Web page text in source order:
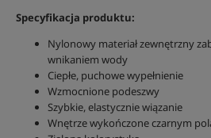
Specyfikacja produktu:
Nylonowy materiał zewnętrzny
wnikaniem wody
Ciepłe, puchowe wypełnienie
Wzmocnione podeszwy
Szybkie, elastycznie wiązanie
Wnętrze wykończone czarnym